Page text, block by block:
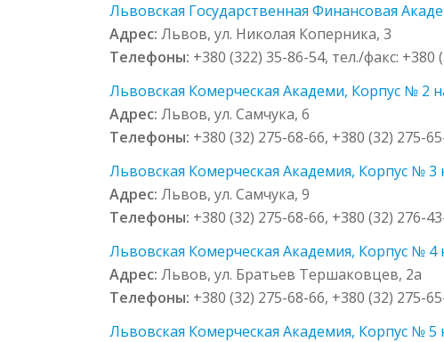
Львовская Государственная Финансовая
Адрес:Львов, ул. Николая Коперника, 3
Телефоны: +380 (322) 35-86-54, тел./факс: +380
Львовская Комерческая Академи, Корпус № 2
Адрес:Львов, ул. Самчука, 6
Телефоны: +380 (32) 275-68-66, +380 (32) 275-
Львовская Комерческая Академия, Корпус № 3
Адрес:Львов, ул. Самчука, 9
Телефоны: +380 (32) 275-68-66, +380 (32) 276-
Львовская Комерческая Академия, Корпус №
Адрес:Львов, ул. Братьев Тершаковцев, 2а
Телефоны: +380 (32) 275-68-66, +380 (32) 275-
Львовская Комерческая Академия, Корпус № 5